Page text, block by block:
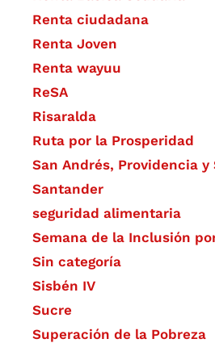
Renta ciudadana
Renta Joven
Renta wayuu
ReSA
Risaralda
Ruta por la Prosperidad
San Andrés, Providencia
Santander
seguridad alimentaria
Semana de la Inclusión
Sin categoría
Sisbén IV
Sucre
Superación de la Pobreza